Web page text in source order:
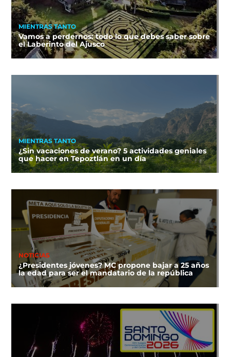
MIENTRAS TANTO
Vamos a perdernos: todo lo que debes saber sobre
el Laberinto del Ajusco
MIENTRAS TANTO
¿Sin vacaciones de verano? 5 actividades geniales
que hacer en Tepoztlán en un día
NOTICIAS
¿Presidentes jóvenes? MC propone bajar a 25 años
la edad para ser el mandatario de la república